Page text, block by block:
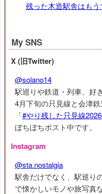
残った木造駅舎はも
My SNS
X (旧Twitter)
@solano14
駅巡りや鉄道・列車、好
4月下旬の只見線と会津
「#やり残した只見線
ぼちぼちポスト中です。
Instagram
@sta.nostalgia
駅舎だけでなく、駅巡り
で懐かしいモノや旅写真